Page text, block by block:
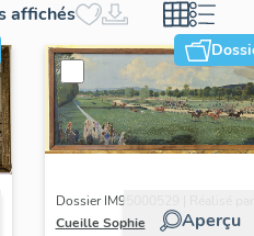
affichés
Aperçu
Dossier IM95000529 | Réalisé par
Cueille Sophie